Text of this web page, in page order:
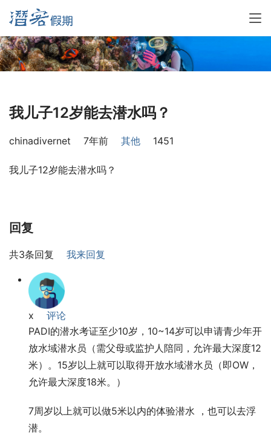
我儿子12岁能去潜水吗？
chinadivernet 7年前 其他 1451
我儿子12岁能去潜水吗？
回复
共3条回复 我来回复
x
评论
PADI的潜水考证至少10岁，10~14岁可以申请青少年开
放水域潜水员（需父母或监护人陪同，允许最大深度12
米）。15岁以上就可以取得开放水域潜水员（即OW，
允许最大深度18米。）
7周岁以上就可以做5米以内的体验潜水 ，也可以去浮
潜。